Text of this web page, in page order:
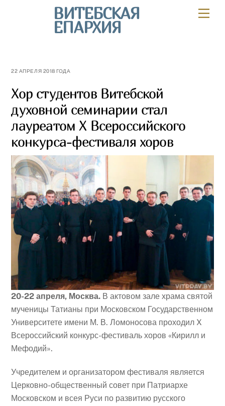
ВИТЕБСКАЯ
ЕПАРХИЯ
22 АПРЕЛЯ 2018 ГОДА
Хор студентов Витебской
духовной семинарии стал
лауреатом X Всероссийского
конкурса-фестиваля хоров
20-22 апреля, Москва. В актовом зале храма святой
мученицы Татианы при Московском Государственном
Университете имени М. В. Ломоносова проходил X
Всероссийский конкурс-фестиваль хоров «Кирилл и
Мефодий».
Учредителем и организатором фестиваля является
Церковно-общественный совет при Патриархе
Московском и всея Руси по развитию русского